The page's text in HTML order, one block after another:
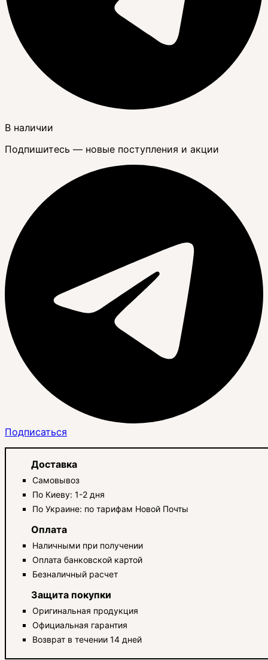
В наличии
Подпишитесь — новые поступления и акции
Подписаться
Доставка
Самовывоз
По Киеву: 1-2 дня
По Украине: по тарифам Новой Почты
Оплата
Наличными при получении
Оплата банковской картой
Безналичный расчет
Защита покупки
Оригинальная продукция
Официальная гарантия
Возврат в течении 14 дней